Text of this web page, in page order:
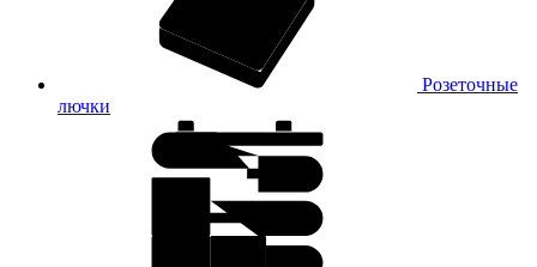
Розеточные
лючки